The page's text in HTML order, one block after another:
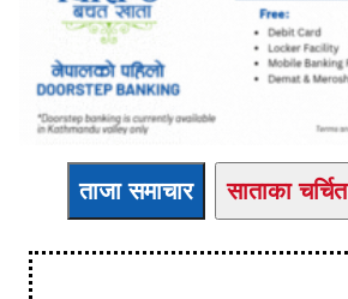
ताजा समाचार साताका चर्चित